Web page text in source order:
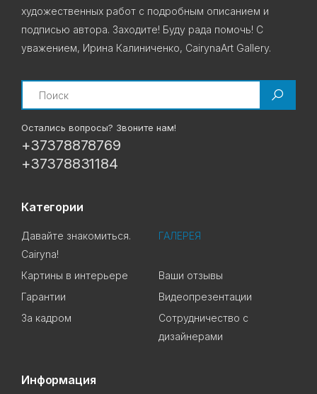
художественных работ с подробным описанием и
подписью автора. Заходите! Буду рада помочь! С
уважением, Ирина Калиниченко, CairynaArt Gallery.
Search
Остались вопросы? Звоните нам!
+37378878769
+37378831184
Категории
Давайте знакомиться.
Cairyna!
ГАЛЕРЕЯ
Картины в интерьере
Ваши отзывы
Гарантии
Видеопрезентации
За кадром
Сотрудничество с
дизайнерами
Информация